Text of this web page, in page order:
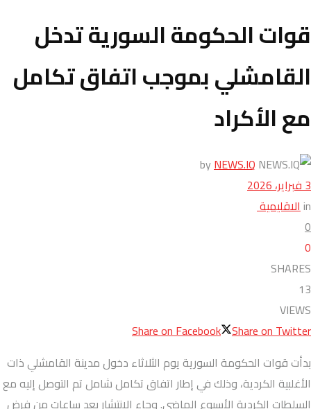
قوات الحكومة السورية تدخل
القامشلي بموجب اتفاق تكامل
مع الأكراد
byNEWS.IQ
3 فبراير، 2026
inالاقليمية
0
0
SHARES
13
VIEWS
Share on Facebook Share on Twitter
بدأت قوات الحكومة السورية يوم الثلاثاء دخول مدينة القامشلي ذات
الأغلبية الكردية، وذلك في إطار اتفاق تكامل شامل تم التوصل إليه مع
السلطات الكردية الأسبوع الماضي. وجاء الانتشار بعد ساعات من فرض